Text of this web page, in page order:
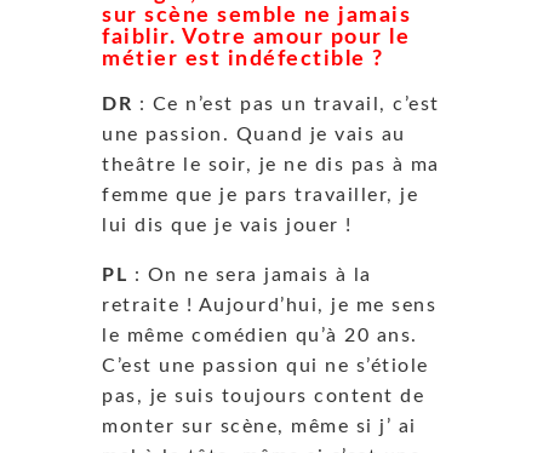
sur scène semble ne jamais
faiblir. Votre amour pour le
métier est indéfectible ?
DR : Ce n’est pas un travail, c’est
une passion. Quand je vais au
theâtre le soir, je ne dis pas à ma
femme que je pars travailler, je
lui dis que je vais jouer !
PL : On ne sera jamais à la
retraite ! Aujourd’hui, je me sens
le même comédien qu’à 20 ans.
C’est une passion qui ne s’étiole
pas, je suis toujours content de
monter sur scène, même si j’ ai